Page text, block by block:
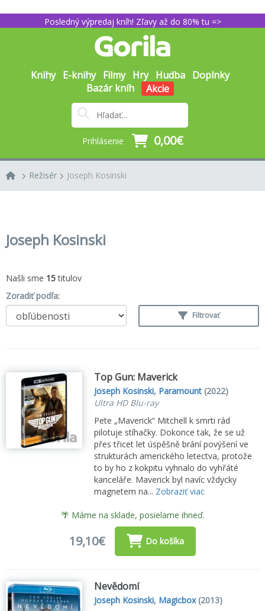
Posledný výpredaj kníh! Zľavy až do 80% tu =>
Knihy E-knihy Filmy Hry Hudba Doplnky
Bazár kníh
Akcie
Prihlásenie 0,00€
Režisér Joseph Kosinski
Joseph Kosinski
Našli sme 15titulov
Zoradiť podľa:
Filtrovať
Top Gun: Maverick
Joseph Kosinski, Paramount (2022)
Ultra HD Blu-ray
Pete „Maverick“ Mitchell k smrti rád
pilotuje stíhačky. Dokonce tak, že se už
přes třicet let úspěšně brání povýšení ve
strukturách amerického letectva, protože
to by ho z kokpitu vyhnalo do vyhřáté
kanceláře. Maverick byl navíc vždycky
magnetem na... Zobraziť viac
🌴 Máme na sklade, posielame ihneď.
19,10€ Do košíka
Nevědomí
Joseph Kosinski, Magicbox(2013)